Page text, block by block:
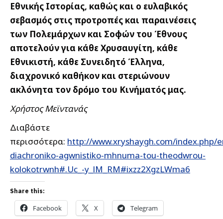
Εθνικής Ιστορίας, καθώς και ο ευλαβικός
σεβασμός στις προτροπές και παραινέσεις
των Πολεμάρχων και Σοφών του Έθνους
αποτελούν για κάθε Χρυσαυγίτη, κάθε
Εθνικιστή, κάθε Συνειδητό Έλληνα,
διαχρονικό καθήκον και στεριώνουν
ακλόνητα τον δρόμο του Κινήματός μας.
Χρήστος Μεϊντανάς
Διαβάστε
περισσότερα: http://www.xryshaygh.com/index.php/
diachroniko-agwnistiko-mhnuma-tou-theodwrou-
kolokotrwnh#.Uc_-y_lM_RM#ixzz2XgzLWma6
Share this:
Facebook X Telegram